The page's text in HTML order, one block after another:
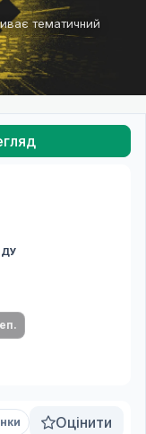
тематичний
Оцінити